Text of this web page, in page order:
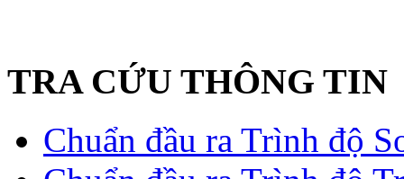
TRA CỨU THÔNG TIN
Chuẩn đầu ra Trình độ